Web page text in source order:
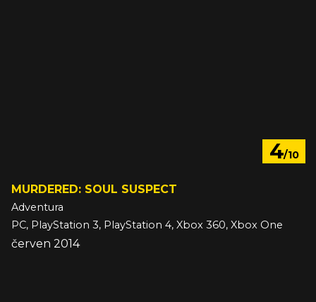
4/10
MURDERED: SOUL SUSPECT
Adventura
PC, PlayStation 3, PlayStation 4, Xbox 360, Xbox One
červen 2014